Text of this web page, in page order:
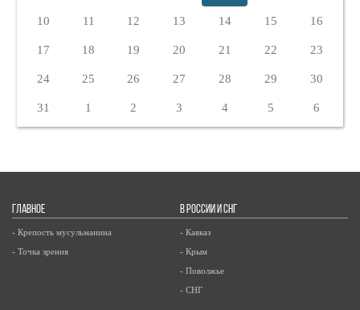
10 11 12 13 14 15 16
17 18 19 20 21 22 23
24 25 26 27 28 29 30
31 1 2 3 4 5 6
ГЛАВНОЕ
- Крепость мусульманина
- Точка зрения
В РОССИИ И СНГ
- Кавказ
- Крым
- Поволжье
- СНГ